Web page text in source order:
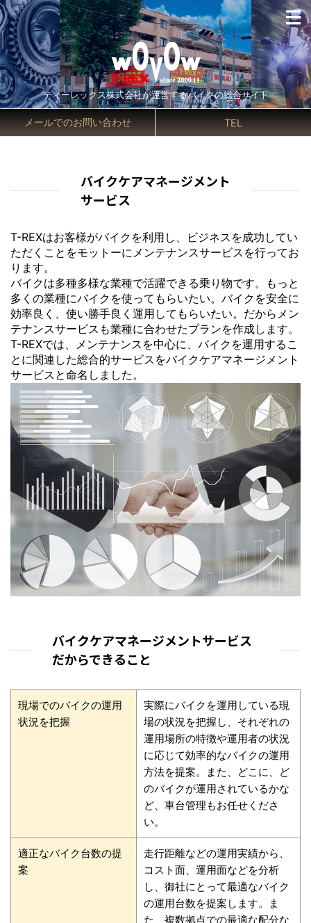
ティーレックス株式会社が運営するバイクの総合サイト
メールでのお問い合わせ TEL
バイクケアマネージメント
サービス
T-REXはお客様がバイクを利用し、ビジネスを成功してい
ただくことをモットーにメンテナンスサービスを行ってお
ります。
バイクは多種多様な業種で活躍できる乗り物です。もっと
多くの業種にバイクを使ってもらいたい。バイクを安全に
効率良く、使い勝手良く運用してもらいたい。だからメン
テナンスサービスも業種に合わせたプランを作成します。
T-REXでは、メンテナンスを中心に、バイクを運用するこ
とに関連した総合的サービスをバイクケアマネージメント
サービスと命名しました。
バイクケアマネージメントサービス
だからできること
現場でのバイクの運用
状況を把握
実際にバイクを運用している現
場の状況を把握し、それぞれの
運用場所の特徴や運用者の状況
に応じて効率的なバイクの運用
方法を提案。また、どこに、ど
のバイクが運用されているかな
ど、車台管理もお任せくださ
い。
適正なバイク台数の提
案
走行距離などの運用実績から、
コスト面、運用面などを分析
し、御社にとって最適なバイク
の運用台数を提案します。ま
た、複数拠点での最適な配分な